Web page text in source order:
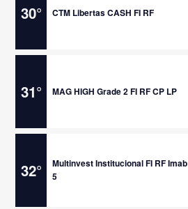
30° CTM Libertas CASH FI RF
31° MAG HIGH Grade 2 FI RF CP LP
32°
Multinvest Institucional FI RF Imab
5